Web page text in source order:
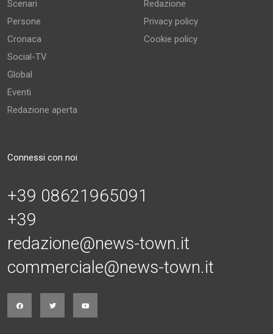
Scenari
Persone
Cronaca
Social-TV
Global
Eventi
Redazione aperta
Redazione
Privacy policy
Cookie policy
Connessi con noi
+39 08621965091
+39
redazione@news-town.it
commerciale@news-town.it